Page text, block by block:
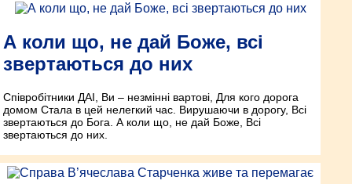
А коли що, не дай Боже, всі
звертаються до них
Співробітники ДАІ, Ви – незмінні вартові, Для кого дорога
домом Стала в цей нелегкий час. Вирушаючи в дорогу, Всі
звертаються до Бога. А коли що, не дай Боже, Всі
звертаються до них.